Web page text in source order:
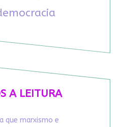
A LEITURA
que marxismo e